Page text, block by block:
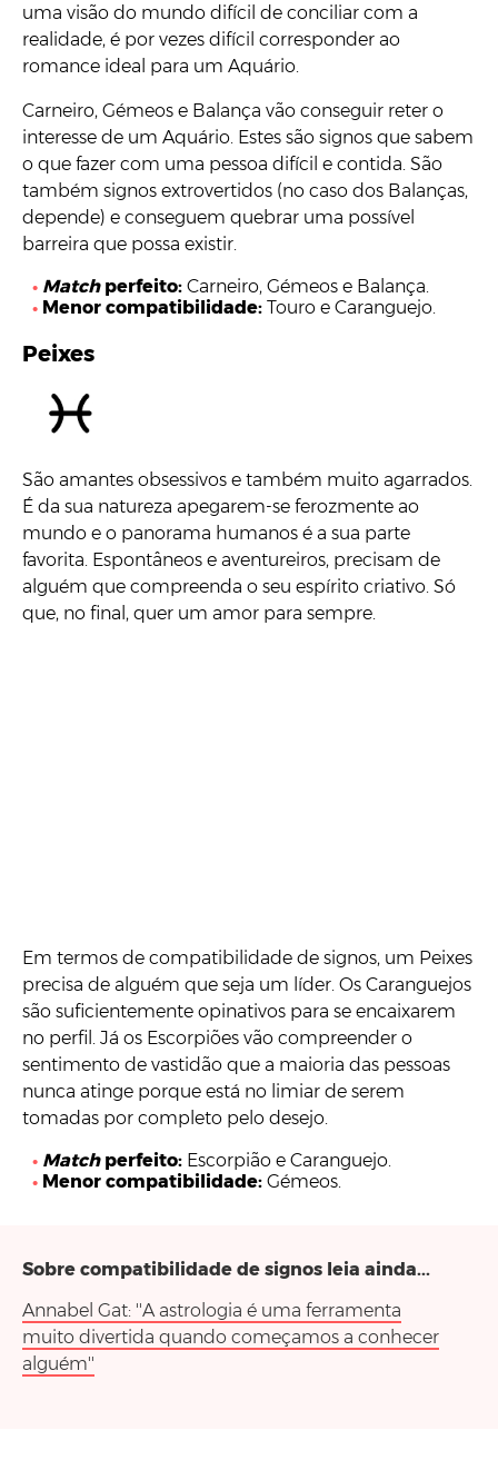
uma visão do mundo difícil de conciliar com a
realidade, é por vezes difícil corresponder ao
romance ideal para um Aquário.
Carneiro, Gémeos e Balança vão conseguir reter o
interesse de um Aquário. Estes são signos que sabem
o que fazer com uma pessoa difícil e contida. São
também signos extrovertidos (no caso dos Balanças,
depende) e conseguem quebrar uma possível
barreira que possa existir.
Matchperfeito:Carneiro, Gémeos e Balança.
Menor compatibilidade: Touro e Caranguejo.
Peixes
São amantes obsessivos e também muito agarrados.
É da sua natureza apegarem-se ferozmente ao
mundo e o panorama humanos é a sua parte
favorita. Espontâneos e aventureiros, precisam de
alguém que compreenda o seu espírito criativo. Só
que, no final, quer um amor para sempre.
Em termos de compatibilidade de signos, um Peixes
precisa de alguém que seja um líder. Os Caranguejos
são suficientemente opinativos para se encaixarem
no perfil. Já os Escorpiões vão compreender o
sentimento de vastidão que a maioria das pessoas
nunca atinge porque está no limiar de serem
tomadas por completo pelo desejo.
Matchperfeito:Escorpião e Caranguejo.
Menor compatibilidade: Gémeos.
Sobre compatibilidade de signos leia ainda...
Annabel Gat: ''A astrologia é uma ferramenta
muito divertida quando começamos a conhecer
alguém''